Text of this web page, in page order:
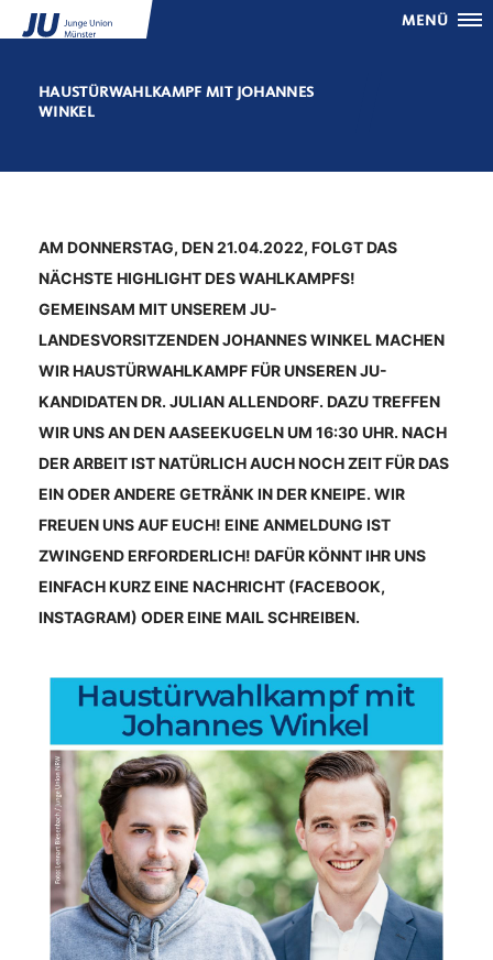
MENÜ
HAUSTÜRWAHLKAMPF MIT JOHANNES
WINKEL
AM DONNERSTAG, DEN 21.04.2022, FOLGT DAS
NÄCHSTE HIGHLIGHT DES WAHLKAMPFS!
GEMEINSAM MIT UNSEREM JU-
LANDESVORSITZENDEN JOHANNES WINKEL MACHEN
WIR HAUSTÜRWAHLKAMPF FÜR UNSEREN JU-
KANDIDATEN DR. JULIAN ALLENDORF. DAZU TREFFEN
WIR UNS AN DEN AASEEKUGELN UM 16:30 UHR. NACH
DER ARBEIT IST NATÜRLICH AUCH NOCH ZEIT FÜR DAS
EIN ODER ANDERE GETRÄNK IN DER KNEIPE. WIR
FREUEN UNS AUF EUCH! EINE ANMELDUNG IST
ZWINGEND ERFORDERLICH! DAFÜR KÖNNT IHR UNS
EINFACH KURZ EINE NACHRICHT (FACEBOOK,
INSTAGRAM) ODER EINE MAIL SCHREIBEN.